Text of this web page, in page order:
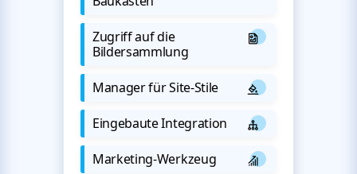
Zugriff auf die
Bildersammlung
Manager für Site-Stile
Eingebaute Integration
Marketing-Werkzeug